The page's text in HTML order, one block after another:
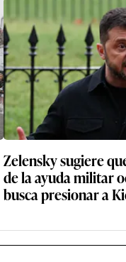
Zelensky sugiere
de la ayuda militar
busca presionar a